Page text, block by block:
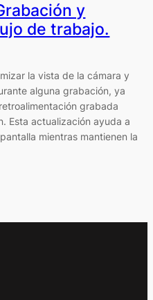
y
de trabajo.
la vista de la cámara y
alguna grabación, ya
grabada
Esta actualización ayuda a
mientras mantienen la